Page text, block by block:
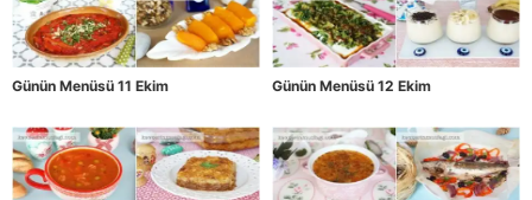
Günün Menüsü 11 Ekim Günün Menüsü 12 Ekim